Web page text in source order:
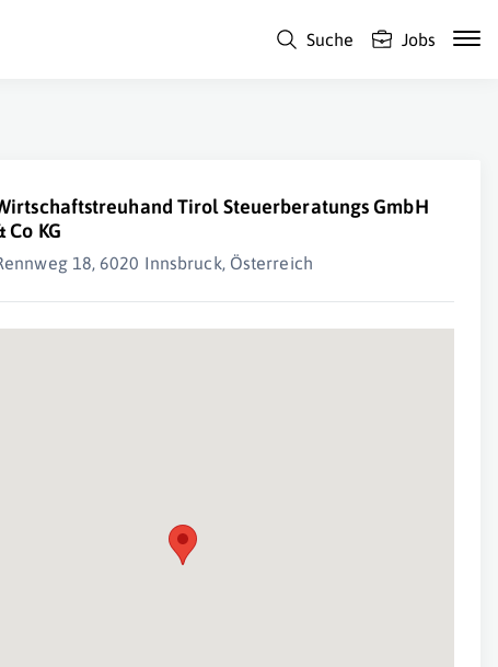
Suche Jobs
Tirol Steuerberatungs GmbH
Co KG
18, 6020 Innsbruck, Österreich